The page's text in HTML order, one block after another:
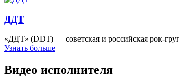
ДДТ
«ДДТ» (DDT) — советская и российская рок-
Узнать больше
Видео исполнителя